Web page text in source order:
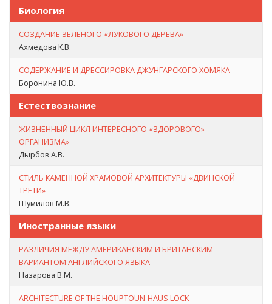
Биология
СОЗДАНИЕ ЗЕЛЕНОГО «ЛУКОВОГО ДЕРЕВА»
Ахмедова К.В.
СОДЕРЖАНИЕ И ДРЕССИРОВКА ДЖУНГАРСКОГО ХОМЯКА
Боронина Ю.В.
Естествознание
ЖИЗНЕННЫЙ ЦИКЛ ИНТЕРЕСНОГО «ЗДОРОВОГО»
ОРГАНИЗМА»
Дырбов А.В.
СТИЛЬ КАМЕННОЙ ХРАМОВОЙ АРХИТЕКТУРЫ «ДВИНСКОЙ
ТРЕТИ»
Шумилов М.В.
Иностранные языки
РАЗЛИЧИЯ МЕЖДУ АМЕРИКАНСКИМ И БРИТАНСКИМ
ВАРИАНТОМ АНГЛИЙСКОГО ЯЗЫКА
Назарова В.М.
ARCHITECTURE OF THE HOUPTOUN-HAUS LOCK